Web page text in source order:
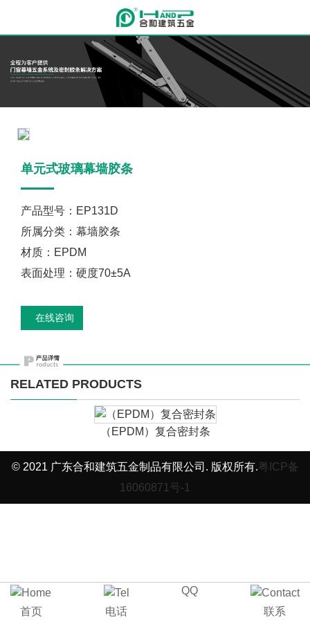
单元式玻璃幕墙胶条
产品型号：EP131D
所属分类：幕墙胶条
材质：EPDM
表面处理：硬度70±5A
在线咨询
RELATED PRODUCTS
（EPDM）复合密封条
© 2021 广东合和建筑五金制品有限公司. 版权所有.粤ICP备
16060871号-1
首页 电话
QQ
联系